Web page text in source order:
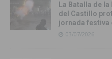
La Batalla de
del Castillo
jornada festiva
03/07/2026